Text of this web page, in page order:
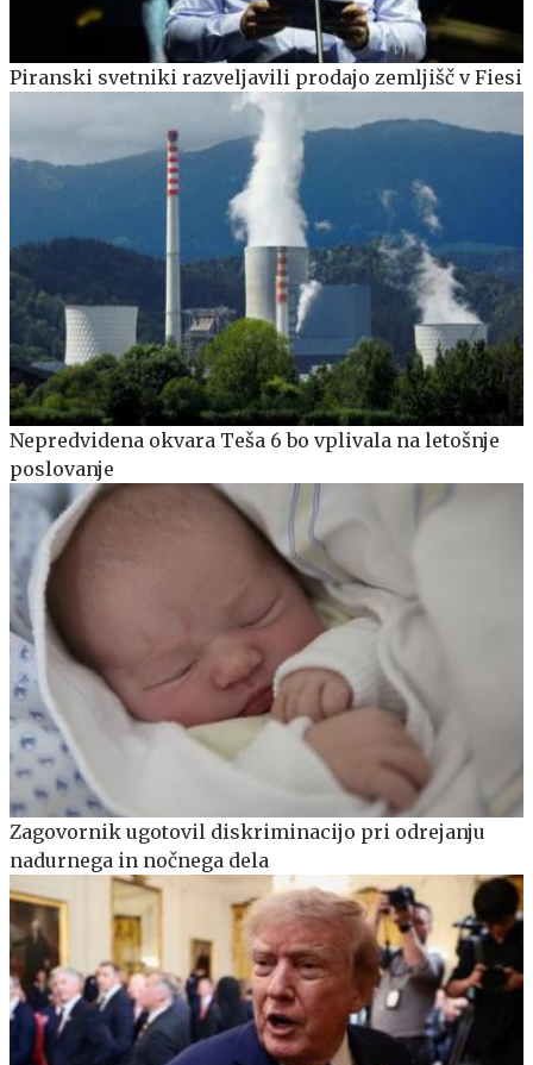
Piranski svetniki razveljavili prodajo zemljišč v Fiesi
Nepredvidena okvara Teša 6 bo vplivala na letošnje
poslovanje
Zagovornik ugotovil diskriminacijo pri odrejanju
nadurnega in nočnega dela